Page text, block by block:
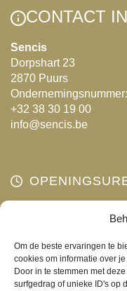
Om de beste ervaringen te
cookies om informatie over
Door in te stemmen met
surfgedrag of unieke ID's op
optie
kan
de
CONTACT
Sencis
Dorpshart 23
2870 Puurs
+32 38 30 19 00
info@sencis.be
Woensdag
Donderdag